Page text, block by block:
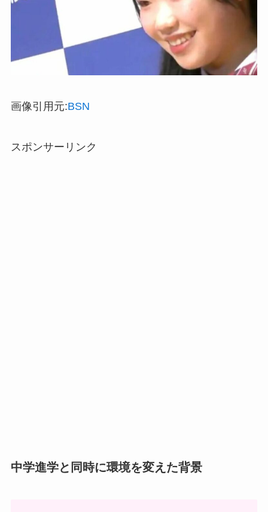
画像引用元:BSN
スポンサーリンク
中学進学と同時に環境を変えた背景